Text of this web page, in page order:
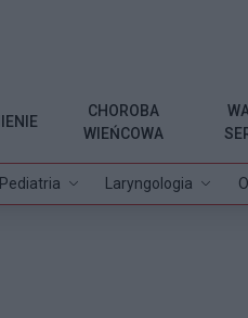
Pediatria Laryngologia
CHOROBA
WIEŃCOWA